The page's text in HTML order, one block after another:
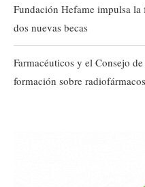
Fundación Hefame impulsa
dos nuevas becas
Farmacéuticos y el Consejo
formación sobre radiofármacos